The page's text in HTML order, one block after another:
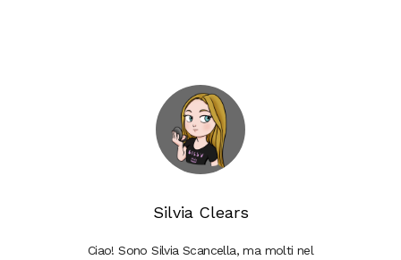
Silvia Clears
Ciao! Sono Silvia Scancella, ma molti nel